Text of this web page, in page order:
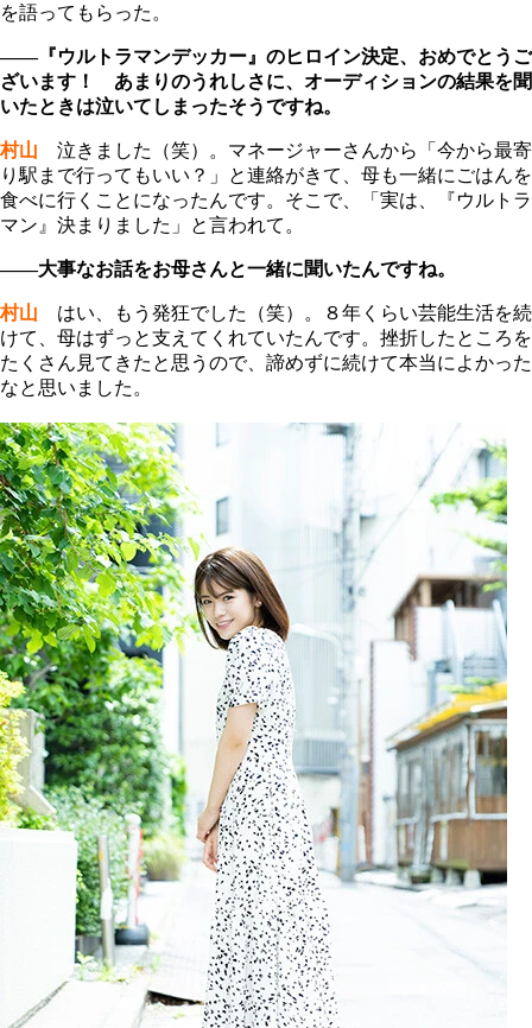
を語ってもらった。
――『ウルトラマンデッカー』のヒロイン決定、おめでとうご
ざいます！ あまりのうれしさに、オーディションの結果を聞
いたときは泣いてしまったそうですね。
村山 泣きました（笑）。マネージャーさんから「今から最寄
り駅まで行ってもいい？」と連絡がきて、母も一緒にごはんを
食べに行くことになったんです。そこで、「実は、『ウルトラ
マン』決まりました」と言われて。
――大事なお話をお母さんと一緒に聞いたんですね。
村山 はい、もう発狂でした（笑）。８年くらい芸能生活を続
けて、母はずっと支えてくれていたんです。挫折したところを
たくさん見てきたと思うので、諦めずに続けて本当によかった
なと思いました。